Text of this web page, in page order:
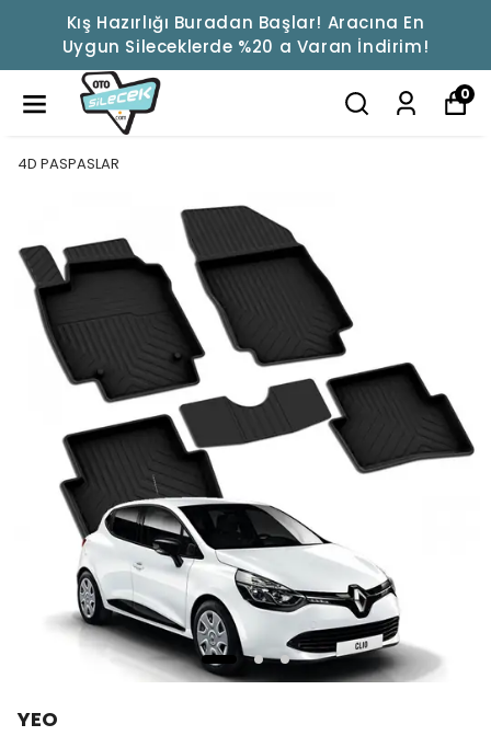
Kış Hazırlığı Buradan Başlar! Aracına En
Uygun Sileceklerde %20 a Varan İndirim!
0
4D PASPASLAR
YEO